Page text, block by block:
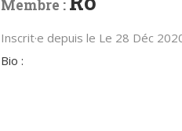
Membre :
Inscrit·e depuis le Le 28 Déc
Bio :